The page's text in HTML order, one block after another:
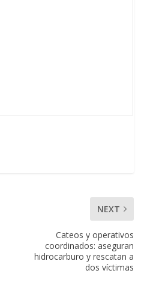
NEXT
Cateos y operativos
coordinados: aseguran
hidrocarburo y rescatan a
dos víctimas